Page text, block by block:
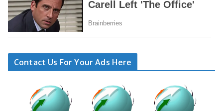
Contact Us For Your Ads Here